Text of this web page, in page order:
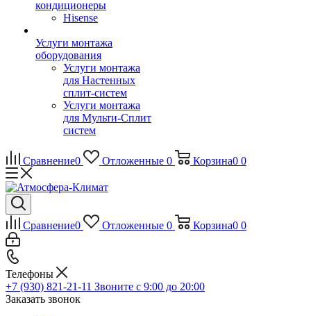
кондиционеры
Hisense
Услуги монтажа
оборудования
Услуги монтажа
для Настенных
сплит-систем
Услуги монтажа
для Мульти-Сплит
систем
Сравнение0 Отложенные 0 Корзина0 0
Сравнение0 Отложенные 0 Корзина0 0
Телефоны
+7 (930) 821-21-11 Звоните с 9:00 до 20:00
Заказать звонок